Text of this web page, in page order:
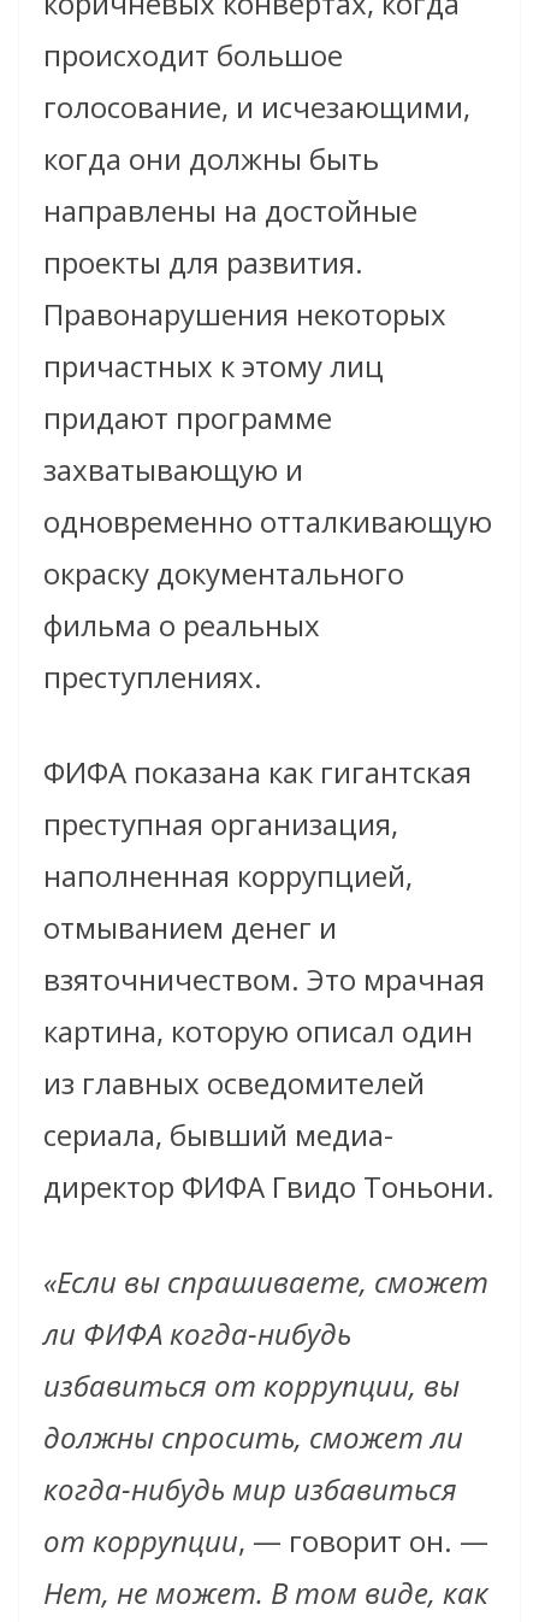
происходит большое
голосование, и исчезающими,
когда они должны быть
направлены на достойные
проекты для развития.
Правонарушения некоторых
причастных к этому лиц
придают программе
захватывающую и
одновременно отталкивающую
окраску документального
фильма о реальных
преступлениях.
ФИФА показана как гигантская
преступная организация,
наполненная коррупцией,
отмыванием денег и
взяточничеством. Это мрачная
картина, которую описал один
из главных осведомителей
сериала, бывший медиа-
директор ФИФА Гвидо Тоньони.
«Если вы спрашиваете, сможет
ли ФИФА когда-нибудь
избавиться от коррупции, вы
должны спросить, сможет ли
когда-нибудь мир избавиться
от коррупции, — говорит он. —
Нет, не может. В том виде, как